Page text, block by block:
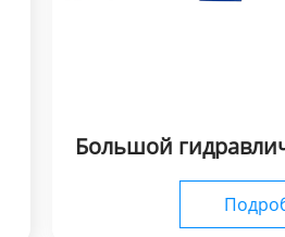
Большой
UNS